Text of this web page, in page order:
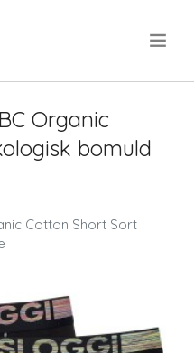
Organic
bomuld
Cotton Short Sort